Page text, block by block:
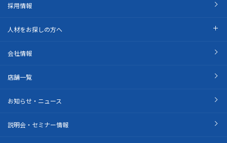
採用情報
人材をお探しの方へ
会社情報
店舗一覧
お知らせ・ニュース
説明会・セミナー情報